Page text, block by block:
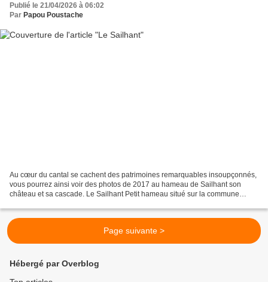
Publié le 21/04/2026 à 06:02
Par Papou Poustache
Au cœur du cantal se cachent des patrimoines remarquables insoupçonnés,
vous pourrez ainsi voir des photos de 2017 au hameau de Sailhant son
château et sa cascade. Le Sailhant Petit hameau situé sur la commune
Page suivante >
Hébergé par Overblog